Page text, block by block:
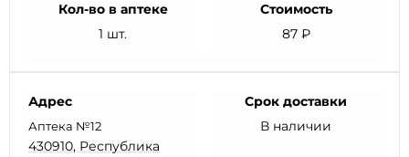
Кол-во в аптеке
1 шт.
Стоимость
87 ₽
Адрес
Аптека №12
430910, Республика
Срок доставки
В наличии